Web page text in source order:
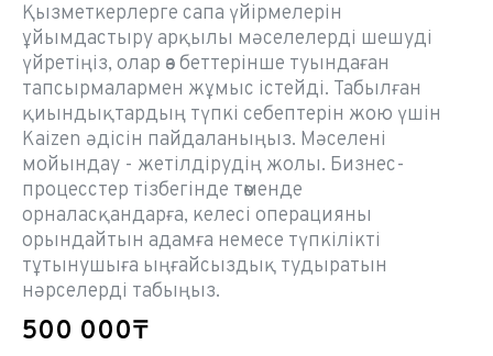
Қызметкерлерге сапа үйірмелерін
ұйымдастыру арқылы мәселелерді шешуді
үйретіңіз, олар өз беттерінше туындаған
тапсырмалармен жұмыс істейді. Табылған
қиындықтардың түпкі себептерін жою үшін
Kaizen әдісін пайдаланыңыз. Мәселені
мойындау - жетілдірудің жолы. Бизнес-
процесстер тізбегінде төменде
орналасқандарға, келесі операцияны
орындайтын адамға немесе түпкілікті
тұтынушыға ыңғайсыздық тудыратын
нәрселерді табыңыз.
500 000₸